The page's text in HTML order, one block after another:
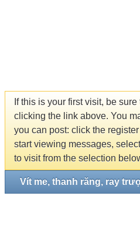
If this is your first visit, be
clicking the link above. You
you can post: click the
start viewing messages,
to visit from the selection